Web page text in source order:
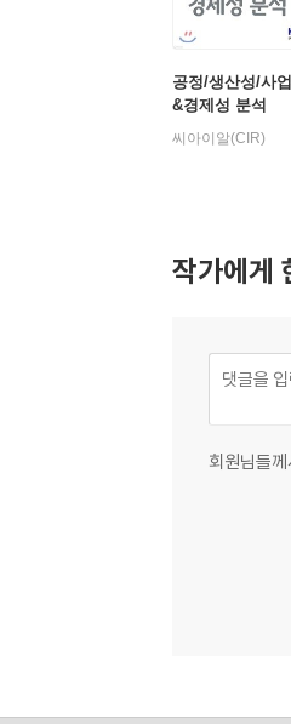
공정/생산성/사
&경제성 분석
씨아이알(CIR)
작가에게
회원님들